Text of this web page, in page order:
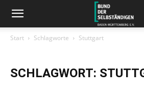
Start Schlagworte Stuttgart
SCHLAGWORT: